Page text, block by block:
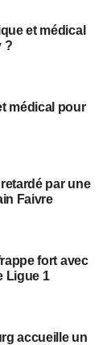
et médical
?
médical pour
par une
Faivre
fort avec
Ligue 1
accueille un